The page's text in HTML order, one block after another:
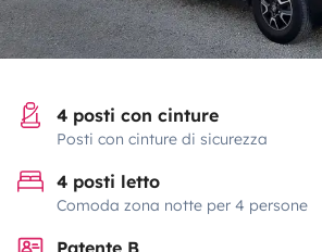
4 posti con cinture
Posti con cinture di sicurezza
4 posti letto
Comoda zona notte per 4 persone
Patente B